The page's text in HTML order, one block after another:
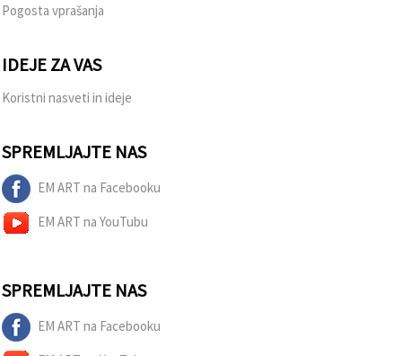
Pogosta vprašanja
IDEJE ZA VAS
Koristni nasveti in ideje
SPREMLJAJTE NAS
EM ART na Facebooku
EM ART na YouTubu
SPREMLJAJTE NAS
EM ART na Facebooku